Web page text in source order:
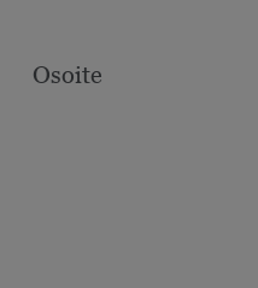
Osoite